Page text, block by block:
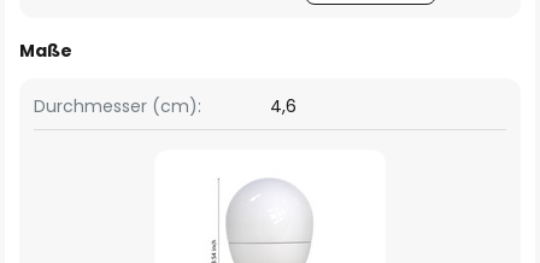
Maße
Durchmesser (cm): 4,6